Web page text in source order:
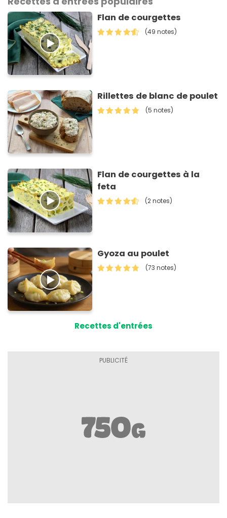
Flan de courgettes
(49 notes)
Rillettes de blanc de poulet
(5 notes)
Flan de courgettes à la
feta
(2 notes)
Gyoza au poulet
(73 notes)
Recettes d'entrées